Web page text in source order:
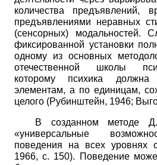
количества предъявлений,
предъявлениями неравных
(сенсорных) модальностей.
фиксированной установки
одному из основных
отечественной школы
которому психика
элементам, а по единицам,
целого (Рубинштейн, 1946;
В созданном методе
«универсальные
поведения на всех уровнях
1966, с. 150). Поведение